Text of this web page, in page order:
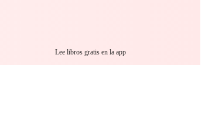
Lee libros gratis en la app